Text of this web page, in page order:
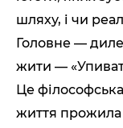
шляху, і чи
Головне —
жити —
Це
життя прожила